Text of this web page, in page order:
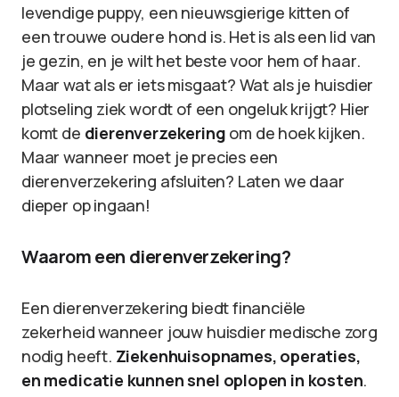
levendige puppy, een nieuwsgierige kitten of
een trouwe oudere hond is. Het is als een lid van
je gezin, en je wilt het beste voor hem of haar.
Maar wat als er iets misgaat? Wat als je huisdier
plotseling ziek wordt of een ongeluk krijgt? Hier
komt de dierenverzekering om de hoek kijken.
Maar wanneer moet je precies een
dierenverzekering afsluiten? Laten we daar
dieper op ingaan!
Waarom een dierenverzekering?
Een dierenverzekering biedt financiële
zekerheid wanneer jouw huisdier medische zorg
nodig heeft. Ziekenhuisopnames, operaties,
en medicatie kunnen snel oplopen in kosten.